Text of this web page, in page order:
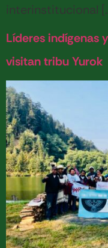
interinstitucional
Líderes indígenas
visitan tribu Yurok